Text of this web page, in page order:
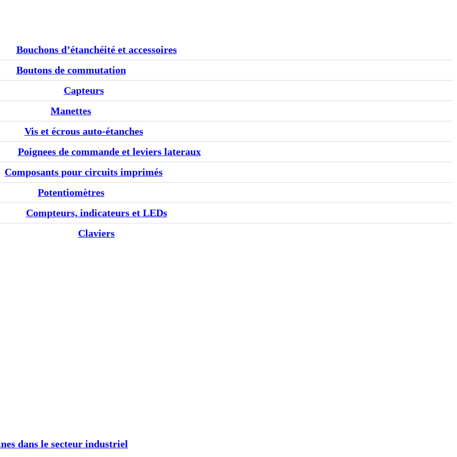
Bouchons d’étanchéité et accessoires
Boutons de commutation
Capteurs
Manettes
Vis et écrous auto-étanches
Poignees de commande et leviers lateraux
Composants pour circuits imprimés
Potentiomètres
Compteurs, indicateurs et LEDs
Claviers
dans le secteur industriel